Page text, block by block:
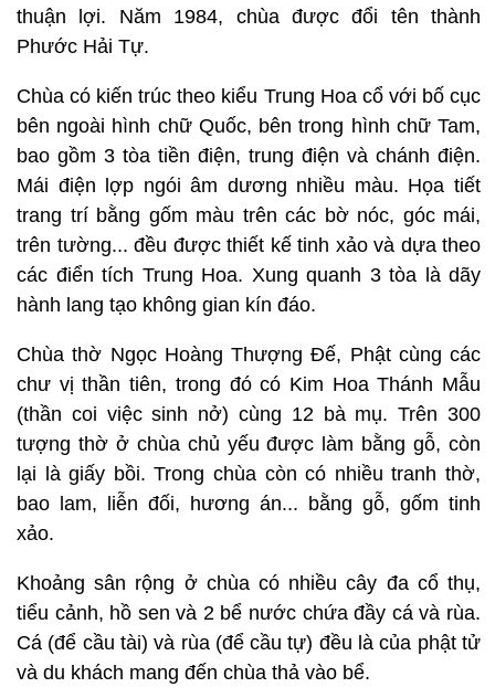
thuận lợi. Năm 1984, chùa được đổi tên thành
Phước Hải Tự.
Chùa có kiến trúc theo kiểu Trung Hoa cổ với bố cục
bên ngoài hình chữ Quốc, bên trong hình chữ Tam,
bao gồm 3 tòa tiền điện, trung điện và chánh điện.
Mái điện lợp ngói âm dương nhiều màu. Họa tiết
trang trí bằng gốm màu trên các bờ nóc, góc mái,
trên tường... đều được thiết kế tinh xảo và dựa theo
các điển tích Trung Hoa. Xung quanh 3 tòa là dãy
hành lang tạo không gian kín đáo.
Chùa thờ Ngọc Hoàng Thượng Đế, Phật cùng các
chư vị thần tiên, trong đó có Kim Hoa Thánh Mẫu
(thần coi việc sinh nở) cùng 12 bà mụ. Trên 300
tượng thờ ở chùa chủ yếu được làm bằng gỗ, còn
lại là giấy bồi. Trong chùa còn có nhiều tranh thờ,
bao lam, liễn đối, hương án... bằng gỗ, gốm tinh
xảo.
Khoảng sân rộng ở chùa có nhiều cây đa cổ thụ,
tiểu cảnh, hồ sen và 2 bể nước chứa đầy cá và rùa.
Cá (để cầu tài) và rùa (để cầu tự) đều là của phật tử
và du khách mang đến chùa thả vào bể.